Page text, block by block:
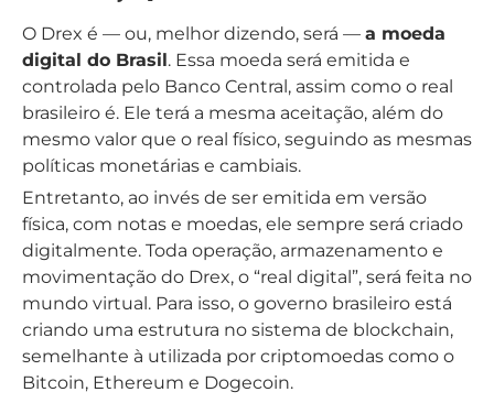
O Drex é — ou, melhor dizendo, será — a moeda
digital do Brasil. Essa moeda será emitida e
controlada pelo Banco Central, assim como o real
brasileiro é. Ele terá a mesma aceitação, além do
mesmo valor que o real físico, seguindo as mesmas
políticas monetárias e cambiais.
Entretanto, ao invés de ser emitida em versão
física, com notas e moedas, ele sempre será criado
digitalmente. Toda operação, armazenamento e
movimentação do Drex, o “real digital”, será feita no
mundo virtual. Para isso, o governo brasileiro está
criando uma estrutura no sistema de blockchain,
semelhante à utilizada por criptomoedas como o
Bitcoin, Ethereum e Dogecoin.